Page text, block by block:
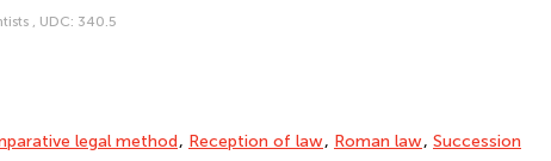
, UDC: 340.5
legal method, Reception of law, Roman law, Succession